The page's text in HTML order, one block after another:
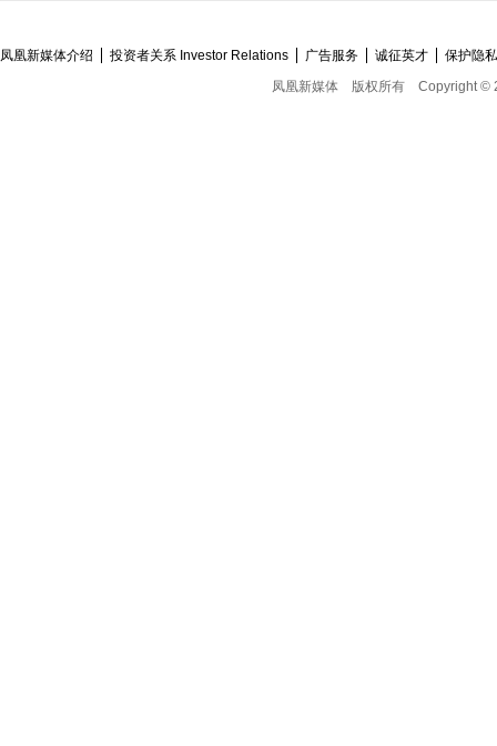
凤凰新媒体介绍 投资者关系 Investor Relations 广告服务 诚征英才
保护隐
凤凰新媒体
版权所有 Copyright ©